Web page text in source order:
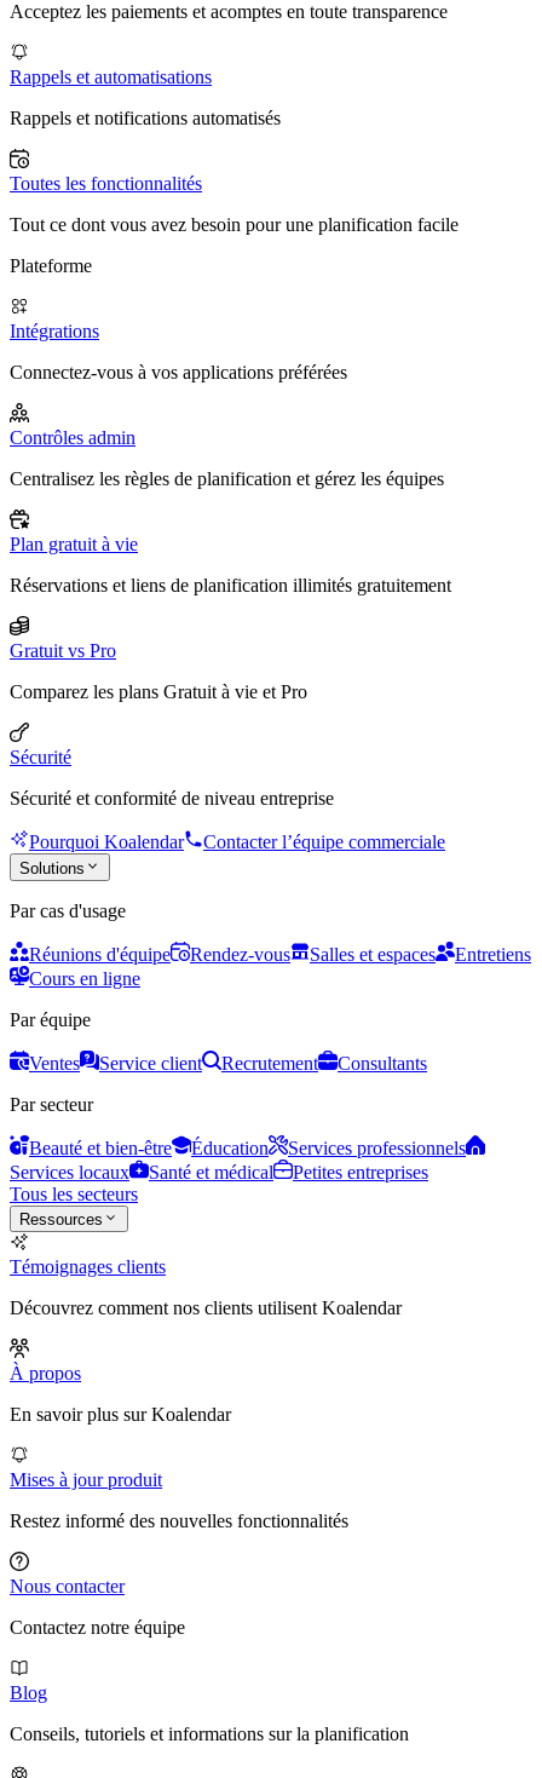
Acceptez les paiements et acomptes en toute transparence
Rappels et automatisations
Rappels et notifications automatisés
Toutes les fonctionnalités
Tout ce dont vous avez besoin pour une planification facile
Plateforme
Intégrations
Connectez-vous à vos applications préférées
Contrôles admin
Centralisez les règles de planification et gérez les équipes
Plan gratuit à vie
Réservations et liens de planification illimités gratuitement
Gratuit vs Pro
Comparez les plans Gratuit à vie et Pro
Sécurité
Sécurité et conformité de niveau entreprise
Pourquoi Koalendar Contacter l’équipe commerciale
Solutions
Par cas d'usage
Réunions d'équipe Rendez-vous Salles et espaces
Entretiens
Cours en ligne
Par équipe
Ventes Service client Recrutement
Consultants
Par secteur
Beauté et bien-être Éducation
Services professionnels
Services locaux
Santé et médical
Petites entreprises
Tous les secteurs
Ressources
Témoignages clients
Découvrez comment nos clients utilisent Koalendar
À propos
En savoir plus sur Koalendar
Mises à jour produit
Restez informé des nouvelles fonctionnalités
Nous contacter
Contactez notre équipe
Blog
Conseils, tutoriels et informations sur la planification